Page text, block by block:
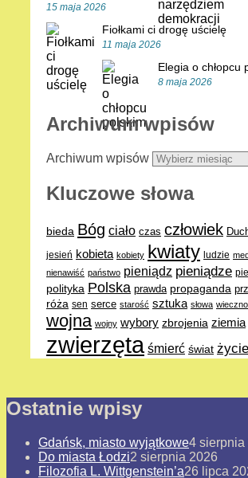
15 maja 2026
Fiołkami ci drogę uścielę
11 maja 2026
Elegia o chłopcu
8 maja 2026
Archiwum wpisów
Archiwum wpisów
Kluczowe słowa
bieda Bóg ciało czas człowiek
jesień kobieta kobiety kwiaty ludzie
nienawiść państwo pieniądz pieniądze
polityka Polska prawda propaganda
róża sen serce starość sztuka słowa
wojna wojny wybory zbrojenia ziemia
zwierzęta śmierć świat życie
Ostatnie wpisy
Gdańsk, miasto wyjątkowe4 sierpnia
Do miasta Łodzi2 sierpnia 2026
Filozofia L. Wittgenstein’a26 lipca